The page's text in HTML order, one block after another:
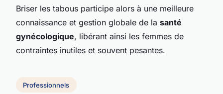
Briser les tabous participe alors à une meilleure
connaissance et gestion globale de la santé
gynécologique, libérant ainsi les femmes de
contraintes inutiles et souvent pesantes.
Professionnels